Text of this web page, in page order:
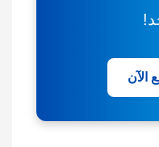
الآن